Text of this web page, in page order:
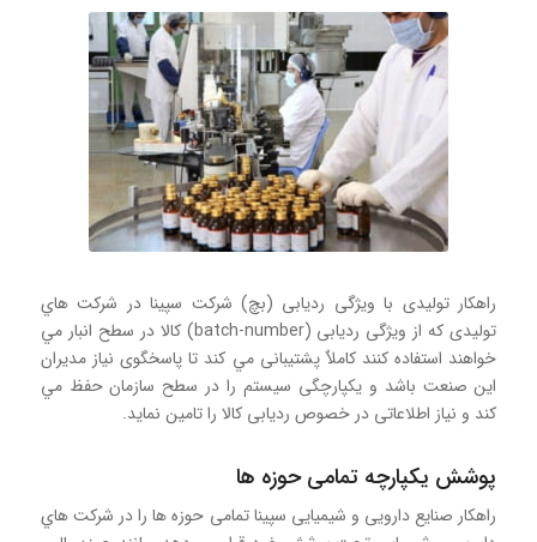
راهكار توليدی با ويژگی رديابی (بچ) شركت سپينا در شركت هاي
توليدی كه از وي‍‍ژگی رديابی (batch-number) كالا در سطح انبار مي
خواهند استفاده كنند كاملاٌ پشتيبانی مي كند تا پاسخگوی نياز مديران
اين صنعت باشد و يكپارچگی سيستم را در سطح سازمان حفظ مي
كند و نياز اطلاعاتی در خصوص رديابی كالا را تامين نمايد.
پوشش یکپارچه تمامی حوزه ها
راهكار صنایع دارویی و شیمیایی سپينا تمامی حوزه ها را در شركت هاي